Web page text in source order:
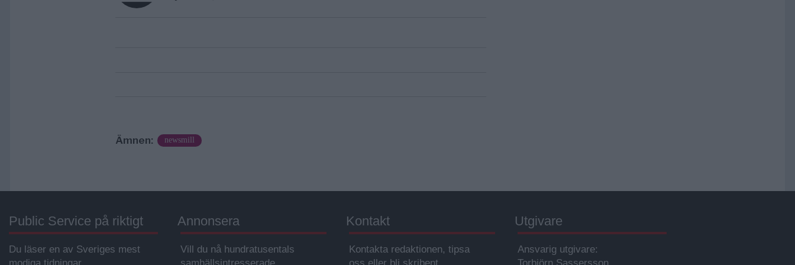
Ämnen: newsmill
Public Service på riktigt
Du läser en av Sveriges mest
Annonsera
Vill du nå hundratusentals
Kontakt
Kontakta redaktionen, tipsa
Utgivare
Ansvarig utgivare: